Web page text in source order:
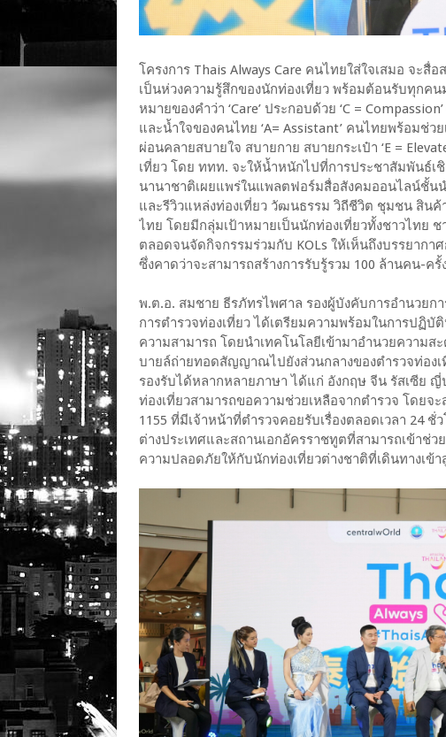
โครงการ Thais Always Care คนไทยใส่ใจเสมอ จะ
เป็นห่วงความรู้สึกของนักท่องเที่ยว พร้อมต้อนรับทุกคน
หมายของคำว่า ‘Care’ ประกอบด้วย ‘C =
และน้ำใจของคนไทย ‘A= Assistant’ คนไทยพร้อมช่ว
ผ่อนคลายสบายใจ สบายกาย สบายกระเป๋า ‘E =
เที่ยว โดย ททท. จะให้น้ำหนักไปที่การประชาสัมพันธ์เ
นานาชาติเผยแพร่ในแพลตฟอร์มสื่อสังคมออนไลน์ชั้น
และรีวิวแหล่งท่องเที่ยว วัฒนธรรม วิถีชีวิต ชุมชน สินค้
ไทย โดยมีกลุ่มเป้าหมายเป็นนักท่องเที่ยวทั้งชาวไทย
ตลอดจนจัดกิจกรรมร่วมกับ KOLs ให้เห็นถึงบรรยาก
ซึ่งคาดว่าจะสามารถสร้างการรับรู้รวม 100 ล้านคน-ครั้
พ.ต.อ. สมชาย ธีรภัทรไพศาล รองผู้บังคับการอำนวยก
การตํารวจท่องเที่ยว ได้เตรียมความพร้อมในการปฏิ
ความสามารถ โดยนำเทคโนโลยีเข้ามาอำนวยความ
บายล์ถ่ายทอดสัญญาณไปยังส่วนกลางของตำรวจท่องเ
รองรับได้หลากหลายภาษา ได้แก่ อังกฤษ จีน รัสเซีย ญี่
ท่องเที่ยวสามารถขอความช่วยเหลือจากตำรวจ โดยจ
1155 ที่มีเจ้าหน้าที่ตำรวจคอยรับเรื่องตลอดเวลา 24
ต่างประเทศและสถานเอกอัครราชทูตที่สามารถเข้าช่
ความปลอดภัยให้กับนักท่องเที่ยวต่างชาติที่เดินทางเข้